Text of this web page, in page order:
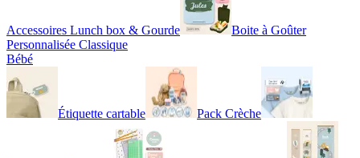
Accessoires Lunch box & Gourde
Boite à Goûter
Personnalisée Classique
Bébé
Étiquette cartable Pack Crèche